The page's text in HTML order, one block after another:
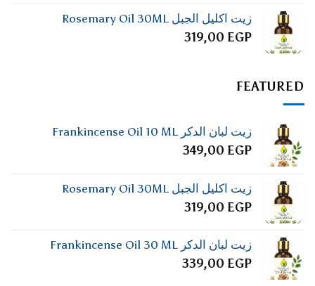
زيت اكليل الجبل Rosemary Oil 30ML
319,00 EGP
FEATURED
زيت لبان الدكر Frankincense Oil 10 ML
349,00 EGP
زيت اكليل الجبل Rosemary Oil 30ML
319,00 EGP
زيت لبان الدكر Frankincense Oil 30 ML
339,00 EGP